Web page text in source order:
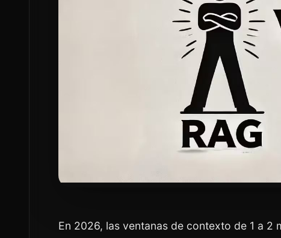
En 2026, las ventanas de contexto de 1 a